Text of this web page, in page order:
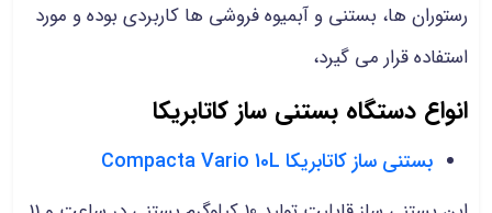
رستوران ها، بستنی و آبمیوه فروشی ها کاربردی بوده و مورد
استفاده قرار می گیرد،
انواع دستگاه بستنی ساز کاتابریکا
بستنی ساز کاتابریکا Compacta Vario 10L